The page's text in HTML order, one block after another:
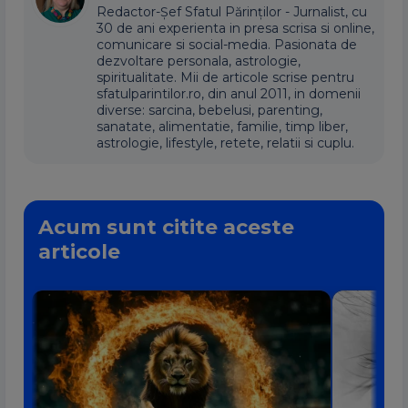
Redactor-Șef Sfatul Părinților - Jurnalist, cu
30 de ani experienta in presa scrisa si online,
comunicare si social-media. Pasionata de
dezvoltare personala, astrologie,
spiritualitate. Mii de articole scrise pentru
sfatulparintilor.ro, din anul 2011, in domenii
diverse: sarcina, bebelusi, parenting,
sanatate, alimentatie, familie, timp liber,
astrologie, lifestyle, retete, relatii si cuplu.
Acum sunt citite aceste
articole